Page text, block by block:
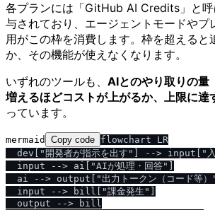
各プランには「GitHub AI Credits」と
与されており、エージェントモードやプ
用がこの枠を消費します。枠を超えると
か、その機能が使えなくなります。
いずれのツールも、 AIとのやり取りの量
増えるほどコストが上がるか、上限に達
っています。
mermaid Copy code flowchart LR
dev["開発者が指示を出す"] --> input["入
  input --> ai["AIが処理・回答"]
ai --> output["出力トークン（コード等）
  input --> bill["課金発生"]
  output --> bill